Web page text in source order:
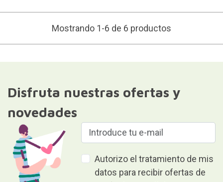
Mostrando 1-6 de 6 productos
Disfruta nuestras ofertas y
novedades
Autorizo el tratamiento de mis
datos para recibir ofertas de